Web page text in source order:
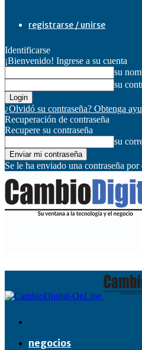
registrarse / unirse
Identificarse
¡Bienvenido! Ingrese a su cuenta
su
su
¿Olvidó su contraseña? Obtenga
Recuperación de contraseña
Recupere su contraseña
su
Se le ha enviado una contraseña
negocios